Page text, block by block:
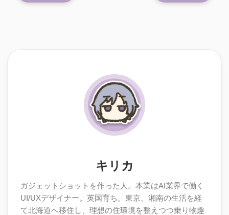
キリカ
ガジェットショットを作った人。本業はAI業界で働く
UI/UXデザイナー。英国育ち。東京、湘南の生活を経
て北海道へ移住し、理想の住環境を整えつつ乗り物趣